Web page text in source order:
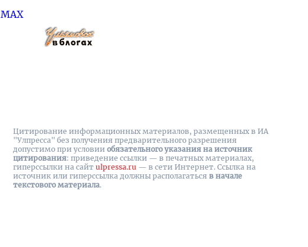
MAX
Цитирование информационных материалов, размещенных в ИА
"Улпресса" без получения предварительного разрешения
допустимо при условии обязательного указания на источник
цитирования: приведение ссылки — в печатных материалах,
гиперссылки на cайт ulpressa.ru — в сети Интернет. Ссылка на
источник или гиперссылка должны располагаться в начале
текстового материала.